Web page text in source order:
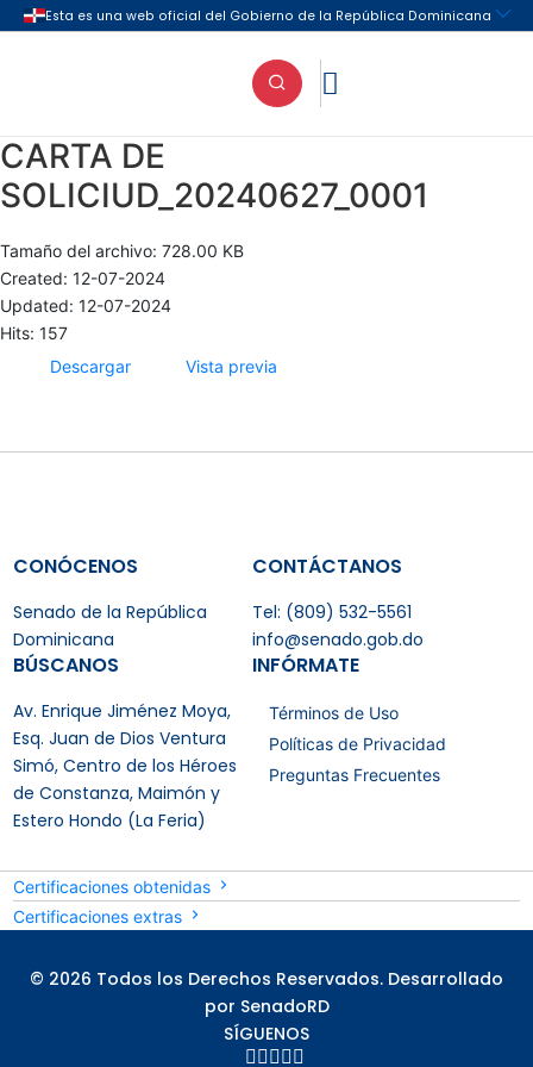

CARTA DE
SOLICIUD_20240627_0001
Tamaño del archivo: 728.00 KB
Created: 12-07-2024
Updated: 12-07-2024
Hits: 157
Descargar
Vista previa
CONÓCENOS
Senado de la República
Dominicana
CONTÁCTANOS
Tel: (809) 532-5561
info@senado.gob.do
BÚSCANOS
Av. Enrique Jiménez Moya,
Esq. Juan de Dios Ventura
Simó, Centro de los Héroes
de Constanza, Maimón y
Estero Hondo (La Feria)
INFÓRMATE
Términos de Uso
Políticas de Privacidad
Preguntas Frecuentes
Certificaciones obtenidas
Certificaciones extras
© 2026 Todos los Derechos Reservados. Desarrollado
por SenadoRD
SÍGUENOS
    